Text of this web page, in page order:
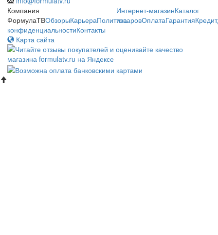
Компания
ФормулаТВОбзорыКарьераПолитика
конфиденциальностиКонтакты
Интернет-магазинКаталог
товаровОплатаГарантияКредит
Карта сайта